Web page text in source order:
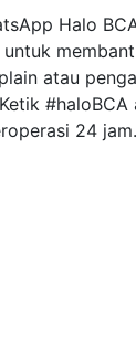
Halo
atau
24 jam.